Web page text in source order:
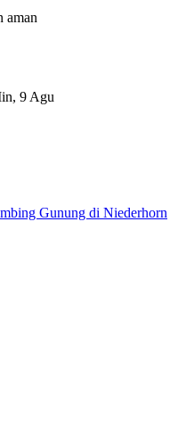
aman
9 Agu
Gunung di Niederhorn